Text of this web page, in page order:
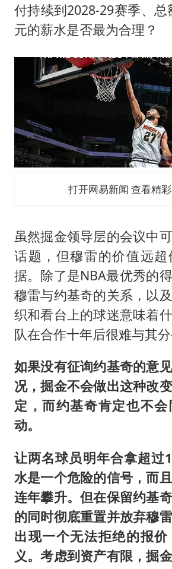
付持续到2028-29赛季、
元的薪水是否最为合理？
打开网易新闻 查看精
虽然掘金领导层的会议中
话题，但穆雷的价值远
据。除了是NBA最优秀的
穆雷与约基奇的关系，以
织和看台上的球迷意味着
队在合作十年后很难与其分
如果没有征询约基奇的意
况，掘金不会做出这种改
定，而约基奇肯定也不
动。
让两名球员明年合拿超过
水是一个危险的信号，而
连年攀升。但在保留约基
的同时彻底重置并放弃穆
出现一个无法拒绝的报
义。考虑到资产有限，掘